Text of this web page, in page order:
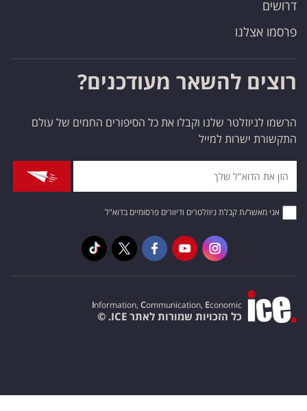
דרושים
פרסמו אצלנו
רוצים להשאר מעודכנים?
הרשמו לניוזלטר שלנו וקבלו את כל הסיפורים החמים של עולם
התקשורת ישרות למייל
אני מאשר/ת קבלת ניוזלטרים ודיוורים פרסומיים בדוא"ל
Information, Communication, Economic
כל הזכויות שמורות לאתר ICE. ©